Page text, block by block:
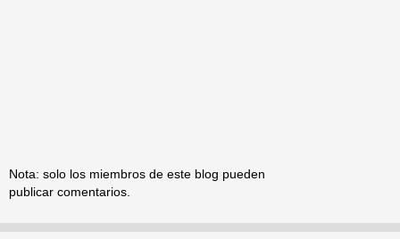
Nota: solo los miembros de este blog pueden
publicar comentarios.